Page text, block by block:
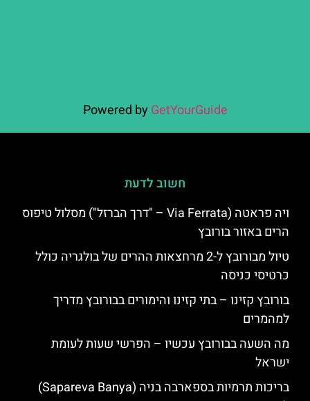
Powered by GetYourGuide
חשוב לדעת
ויה פראטה (Via Ferrata – "דרך הברזל") מסלול טיפוס
הרים באזור בורובץ
טיול מבורובץ ל-2 מרחצאות ההרים של בולגריה כולל
כרטיסי כניסה
בורובץ קזינו – בתי קזינו והימורים בבורובץ מדריך
למהמרים
מה השעה בבורובץ עכשיו – הפרשי שעות לעומת
ישראל
בריכות תרמיות בספארבה בניה (Sapareva Banya)